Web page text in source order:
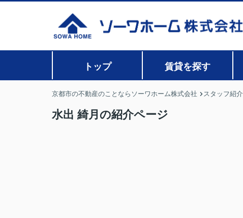
トップ 賃貸を探す
京都市の不動産のことならソーワホーム株式会社 スタッフ紹介
水出 綺月の紹介ページ